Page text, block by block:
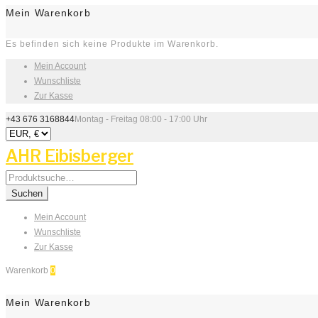
Mein Warenkorb
Es befinden sich keine Produkte im Warenkorb.
Mein Account
Wunschliste
Zur Kasse
+43 676 3168844Montag - Freitag 08:00 - 17:00 Uhr
AHR Eibisberger
Search
for:
Suchen
Mein Account
Wunschliste
Zur Kasse
Warenkorb 0
Mein Warenkorb